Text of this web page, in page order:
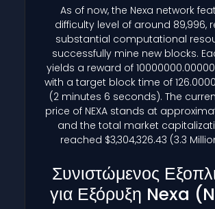
As of now, the Nexa network
difficulty level of around 89,996,
substantial computational
successfully mine new blocks.
yields a reward of
with a target block time of
(2 minutes 6 seconds). The
price of NEXA stands at
and the total market
reached $3,304,326.43 (3.3
Συνιστώμενος
για Εξόρυξη Nexa